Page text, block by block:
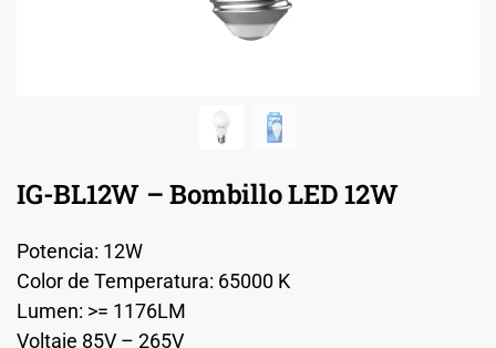
IG-BL12W – Bombillo LED 12W
Potencia: 12W
Color de Temperatura: 65000 K
Lumen: >= 1176LM
Voltaje 85V – 265V